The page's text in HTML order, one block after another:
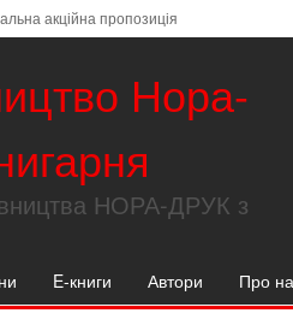
акційна пропозиція
Нора-
НОРА-ДРУК з
E-книги Автори Про